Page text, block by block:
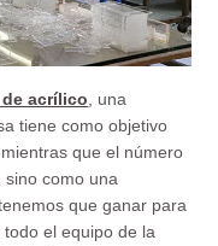
acrílico , una
tiene como objetivo
que el número
como una
que ganar para
el equipo de la